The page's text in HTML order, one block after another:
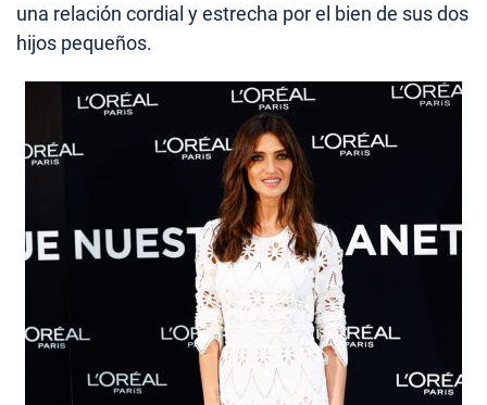
una relación cordial y estrecha por el bien de sus dos
hijos pequeños.